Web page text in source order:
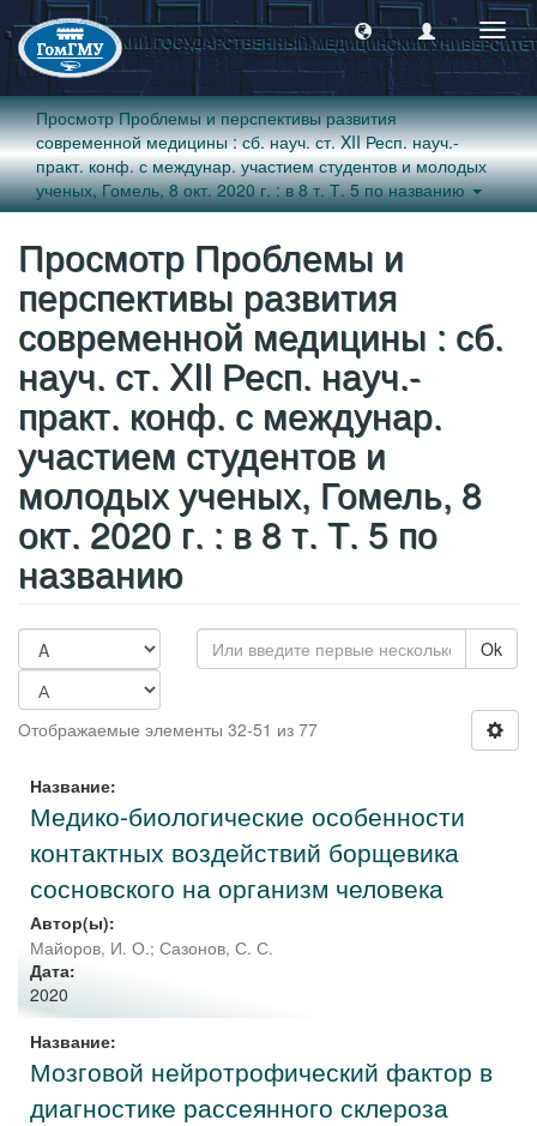
Просмотр Проблемы и перспективы развития
современной медицины : сб. науч. ст. XII Респ. науч.-
практ. конф. с междунар. участием студентов и молодых
ученых, Гомель, 8 окт. 2020 г. : в 8 т. Т. 5 по названию
Просмотр Проблемы и
перспективы развития
современной медицины : сб.
науч. ст. XII Респ. науч.-
практ. конф. с междунар.
участием студентов и
молодых ученых, Гомель, 8
окт. 2020 г. : в 8 т. Т. 5 по
названию
Ok
Отображаемые элементы 32-51 из 77
Название:
Медико-биологические особенности
контактных воздействий борщевика
сосновского на организм человека
Автор(ы):
Майоров, И. О.; Сазонов, С. С.
Дата:
2020
Название:
Мозговой нейротрофический фактор в
диагностике рассеянного склероза